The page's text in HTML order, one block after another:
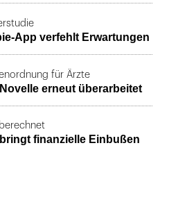
App verfehlt Erwartungen
für Ärzte
erneut überarbeitet
finanzielle Einbußen